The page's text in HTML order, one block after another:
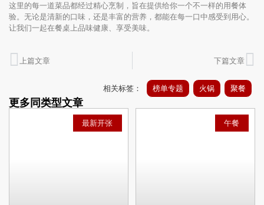
这里的每一道菜品都经过精心烹制，旨在提供给你一个不一样的用餐体
验。无论是清新的口味，还是丰富的营养，都能在每一口中感受到用心。
让我们一起在餐桌上品味健康、享受美味。
上篇文章 下篇文章
最新开张 午餐
相关标签： 榜单专题 火锅 聚餐
更多同类型文章